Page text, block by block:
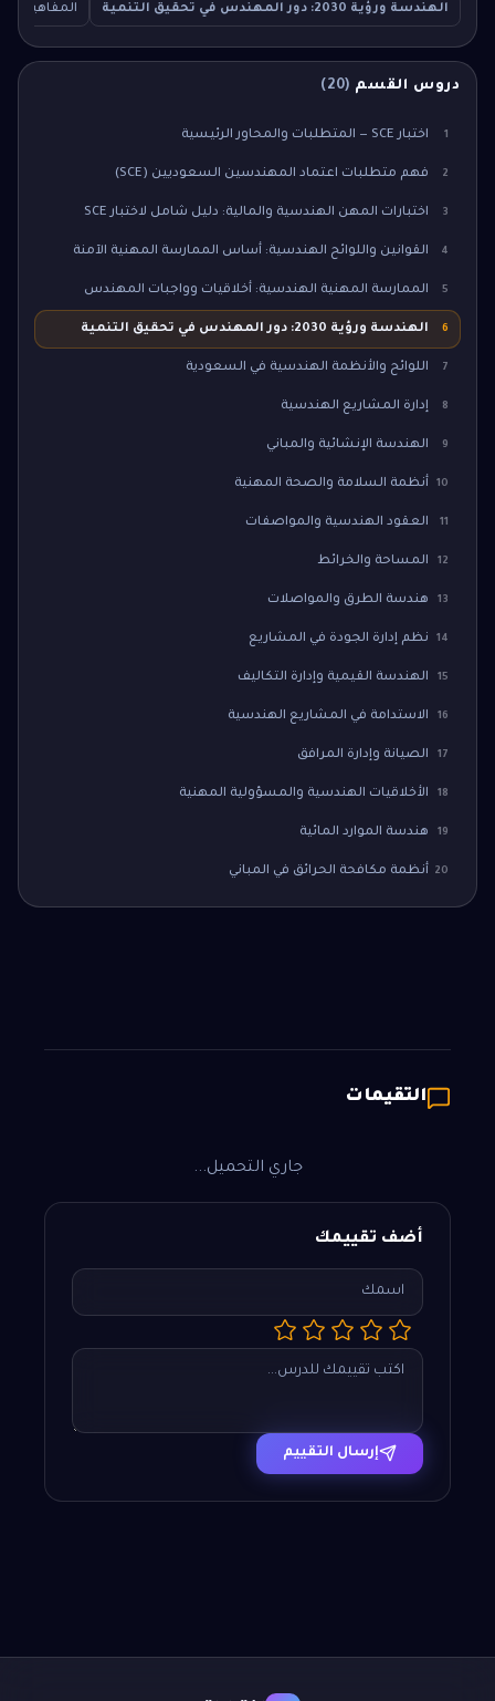
الهندسة ورؤية 2030: دور المهندس في تحقيق التنمية المفاهيم
دروس القسم (
20
)
1 اختبار SCE — المتطلبات والمحاور الرئيسية
2 فهم متطلبات اعتماد المهندسين السعوديين (SCE)
3 اختبارات المهن الهندسية والمالية: دليل شامل لاختبار SCE
4 القوانين واللوائح الهندسية: أساس الممارسة المهنية الآمنة
5 الممارسة المهنية الهندسية: أخلاقيات وواجبات المهندس
6 الهندسة ورؤية 2030: دور المهندس في تحقيق التنمية
7 اللوائح والأنظمة الهندسية في السعودية
8 إدارة المشاريع الهندسية
9 الهندسة الإنشائية والمباني
10 أنظمة السلامة والصحة المهنية
11 العقود الهندسية والمواصفات
12 المساحة والخرائط
13 هندسة الطرق والمواصلات
14 نظم إدارة الجودة في المشاريع
15 الهندسة القيمية وإدارة التكاليف
16 الاستدامة في المشاريع الهندسية
17 الصيانة وإدارة المرافق
18 الأخلاقيات الهندسية والمسؤولية المهنية
19 هندسة الموارد المائية
20 أنظمة مكافحة الحرائق في المباني
التقيمات
جاري التحميل...
أضف تقييمك
إرسال التقييم